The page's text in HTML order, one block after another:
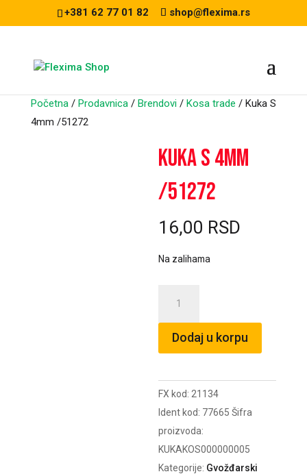
+381 62 77 01 82 shop@flexima.rs
Početna/ Prodavnica/ Brendovi/ Kosa trade / Kuka S
4mm /51272
Kuka S 4mm
/51272
16,00 RSD
Na zalihama
4mm
Dodaj u korpu
FX kod: 21134
Ident kod: 77665 Šifra
proizvoda:
KUKAKOS000000005
Kategorije: Gvožđarski